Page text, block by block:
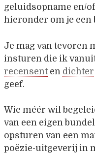
geluidsopname en/
hieronder om je een
Je mag van tevoren
insturen die ik
recensent en dichter
geef.
Wie méér wil
van een eigen
opsturen van een
poëzie-uitgeverij in